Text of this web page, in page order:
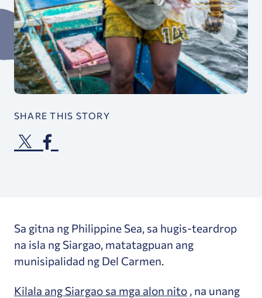
SHARE THIS STORY
Sa gitna ng Philippine Sea, sa hugis-teardrop
na isla ng Siargao, matatagpuan ang
munisipalidad ng Del Carmen.
Kilala ang Siargao sa mga alon nito , na unang